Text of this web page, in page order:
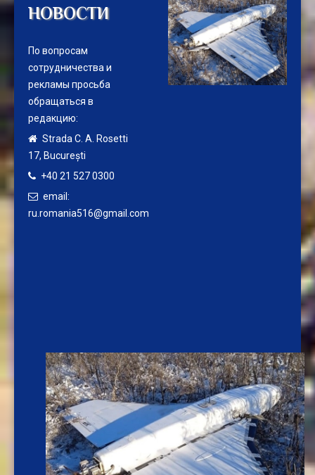
НОВОСТИ
По вопросам
сотрудничества и
рекламы просьба
обращаться в
редакцию:
Strada C. A. Rosetti
17, București
+40 21 527 0300
email:
ru.romania516@gmail.com